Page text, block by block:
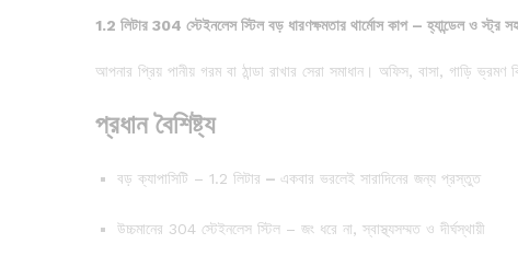
1.2 লিটার 304 স্টেইনলেস স্টিল বড় ধারণক্ষমতার থার্মোস কাপ – হ্যান্ডেল ও স্ট্র সহ
আপনার প্রিয় পানীয় গরম বা ঠান্ডা রাখার সেরা সমাধান। অফিস, বাসা, গাড়ি
প্রধান বৈশিষ্ট্য
বড় ক্যাপাসিটি – 1.2 লিটার – একবার ভরলেই সারাদিনের জন্য প্রস্তুত
উচ্চমানের 304 স্টেইনলেস স্টিল – জং ধরে না, স্বাস্থ্যসম্মত ও দীর্ঘস্থায়ী